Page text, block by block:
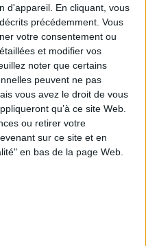
d'appareil. En cliquant, vous
précédemment. Vous
votre consentement ou
et modifier vos
noter que certains
peuvent ne pas
vous avez le droit de vous
qu’à ce site Web.
ou retirer votre
sur ce site et en
en bas de la page Web.